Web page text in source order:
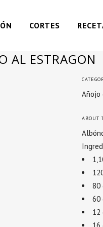
CORTES
AL ESTRAGON
Añojo
ABOUT
80
60
12